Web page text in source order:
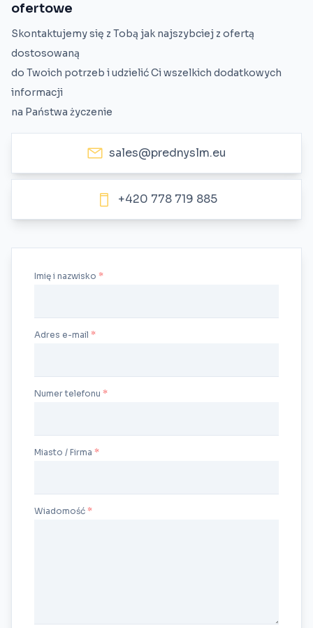
ofertowe
Skontaktujemy się z Tobą jak najszybciej z ofertą
dostosowaną
do Twoich potrzeb i udzielić Ci wszelkich dodatkowych
informacji
na Państwa życzenie
sales@prednyslm.eu
+420 778 719 885
Wiadomość
Imię i nazwisko
Adres e-mail
Numer telefonu
Miasto / Firma